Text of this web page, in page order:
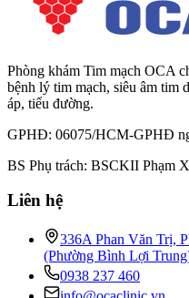
Phòng khám Tim mạch OCA
bệnh lý tim mạch, siêu âm tim
áp, tiểu đường.
GPHĐ: 06075/HCM-GPHĐ
BS Phụ trách: BSCKII Phạm
Liên hệ
336A Phan Văn Trị,
(Phường Bình Lợi
0938 237 460